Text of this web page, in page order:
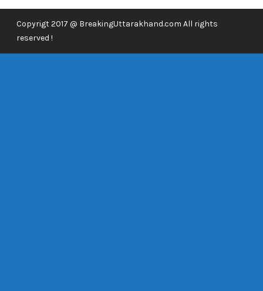
Copyrigt 2017 @ BreakingUttarakhand.com All rights
reserved !